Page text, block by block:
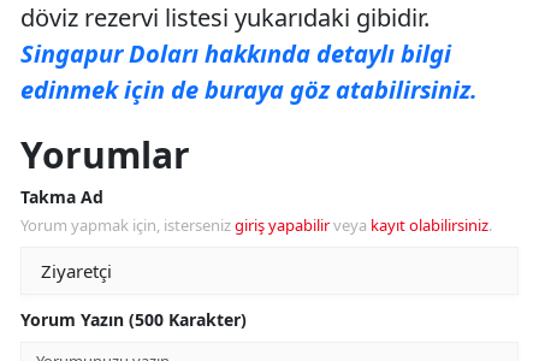
döviz rezervi listesi yukarıdaki gibidir.
Singapur Doları hakkında detaylı bilgi
edinmek için de buraya göz atabilirsiniz.
Yorumlar
Takma Ad
Yorum yapmak için, istersenizgiriş yapabilirveya kayıt olabilirsiniz.
Yorum Yazın (500 Karakter)